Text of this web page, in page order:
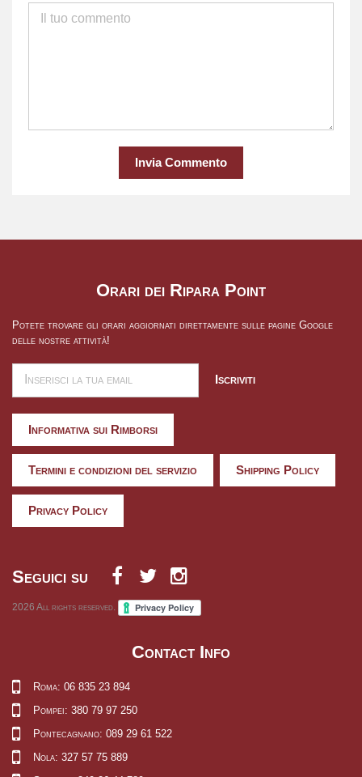
Invia Commento
Orari dei Ripara Point
Potete trovare gli orari aggiornati direttamente sulle pagine Google
delle nostre attività!
Iscriviti
Informativa sui Rimborsi
Termini e condizioni del servizio Shipping Policy
Privacy Policy
Seguici su
2026 All rights reserved.
Contact Info
Roma: 06 835 23 894
Pompei: 380 79 97 250
Pontecagnano: 089 29 61 522
Nola: 327 57 75 889